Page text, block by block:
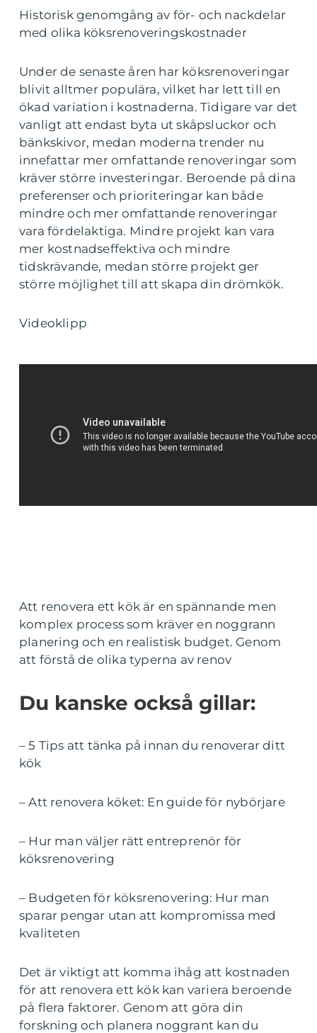
Historisk genomgång av för- och nackdelar
med olika köksrenoveringskostnader
Under de senaste åren har köksrenoveringar
blivit alltmer populära, vilket har lett till en
ökad variation i kostnaderna. Tidigare var det
vanligt att endast byta ut skåpsluckor och
bänkskivor, medan moderna trender nu
innefattar mer omfattande renoveringar som
kräver större investeringar. Beroende på dina
preferenser och prioriteringar kan både
mindre och mer omfattande renoveringar
vara fördelaktiga. Mindre projekt kan vara
mer kostnadseffektiva och mindre
tidskrävande, medan större projekt ger
större möjlighet till att skapa din drömkök.
Videoklipp
Att renovera ett kök är en spännande men
komplex process som kräver en noggrann
planering och en realistisk budget. Genom
att förstå de olika typerna av renov
Du kanske också gillar:
– 5 Tips att tänka på innan du renoverar ditt
kök
– Att renovera köket: En guide för nybörjare
– Hur man väljer rätt entreprenör för
köksrenovering
– Budgeten för köksrenovering: Hur man
sparar pengar utan att kompromissa med
kvaliteten
Det är viktigt att komma ihåg att kostnaden
för att renovera ett kök kan variera beroende
på flera faktorer. Genom att göra din
forskning och planera noggrant kan du